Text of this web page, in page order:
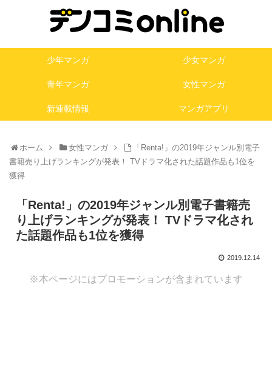
少年マンガ 少女マンガ
青年マンガ 女性マンガ
新連載情報 マンガアプリ
ホーム 女性マンガ
「Renta!」の2019年ジャンル別電子
書籍売り上げランキングが発表！ TVドラマ化された話題作品も1位を
獲得
「Renta!」の2019年ジャンル別電子書籍売
り上げランキングが発表！ TVドラマ化され
た話題作品も1位を獲得
2019.12.14
※本ページにはプロモーションが含まれています